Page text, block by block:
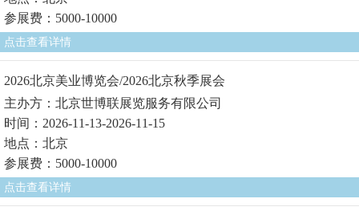
参展费：5000-10000
点击查看详情
2026北京美业博览会/2026北京秋季展会
主办方：北京世博联展览服务有限公司
时间：2026-11-13-2026-11-15
地点：北京
参展费：5000-10000
点击查看详情